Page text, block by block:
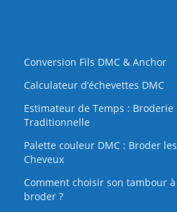
Conversion Fils DMC & Anchor
Calculateur d’échevettes DMC
Estimateur de Temps : Broderie
Traditionnelle
Palette couleur DMC : Broder les
Cheveux
Comment choisir son tambour à
broder ?